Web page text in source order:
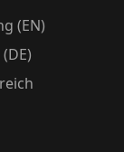
(EN)